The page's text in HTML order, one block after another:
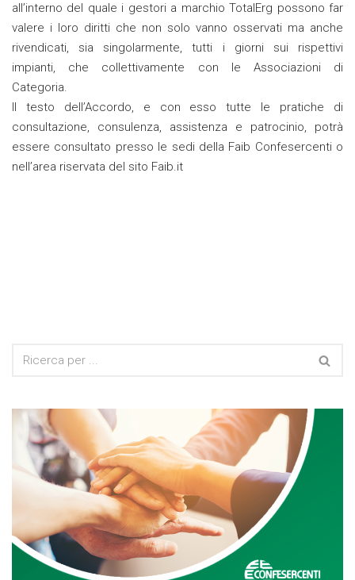
all’interno del quale i gestori a marchio TotalErg possono far
valere i loro diritti che non solo vanno osservati ma anche
rivendicati, sia singolarmente, tutti i giorni sui rispettivi
impianti, che collettivamente con le Associazioni di
Categoria.
Il testo dell’Accordo, e con esso tutte le pratiche di
consultazione, consulenza, assistenza e patrocinio, potrà
essere consultato presso le sedi della Faib Confesercenti o
nell’area riservata del sito Faib.it